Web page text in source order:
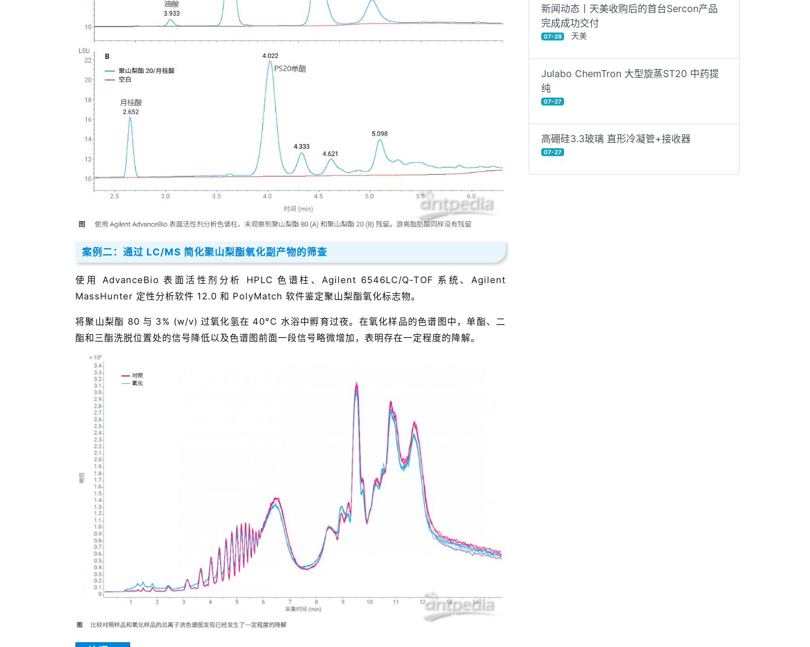
案例二：通过 LC/MS 简化聚山梨酯氧化副产物的筛查
使用 AdvanceBio 表面活性剂分析 HPLC 色谱柱、Agilent 6546LC/Q-TOF 系统、Agilent
MassHunter 定性分析软件 12.0 和 PolyMatch 软件鉴定聚山梨酯氧化标志物。
将聚山梨酯 80 与 3% (w/v) 过氧化氢在 40°C 水浴中孵育过夜。在氧化样品的色谱图中，单酯、二
酯和三酯洗脱位置处的信号降低以及色谱图前面一段信号略微增加，表明存在一定程度的降解。
新闻动态丨天美收购后的首台Sercon产品
完成成功交付
07-28 天美
Julabo ChemTron 大型旋蒸ST20 中药提
纯
07-27
高硼硅3.3玻璃 直形冷凝管+接收器
07-27